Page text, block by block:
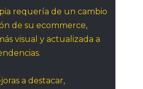
requería de un cambio
de su ecommerce,
visual y actualizada a
a destacar,